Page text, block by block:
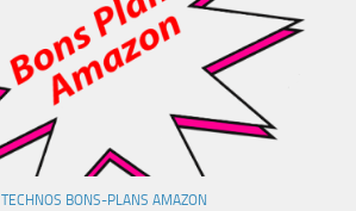
TECHNOS BONS-PLANS AMAZON